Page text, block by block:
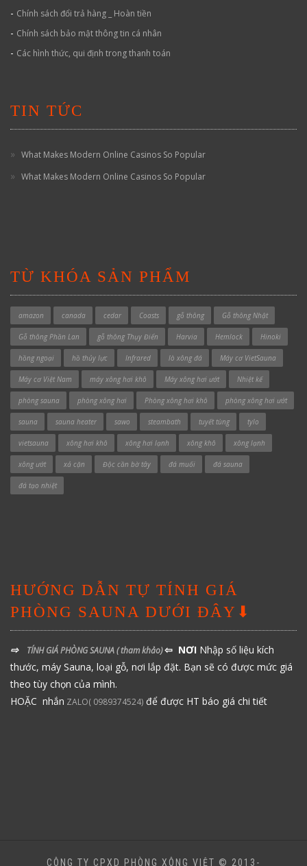
- Chính sách đổi trả hàng _ Hoàn tiền
- Chính sách bảo mật thông tin cá nhân
- Các hình thức, qui định trong thanh toán
TIN TỨC
What Makes Modern Online Casinos So Popular
What Makes Modern Online Casinos So Popular
TỪ KHÓA SẢN PHẨM
amazon canada cedar Coasts gỗ thông Gỗ thông Nhật
Gỗ thông Phần Lan gỗ thông Thụy Điển Harvia Hemlock Hinoki
hồng ngoại hồ thủy lực Infrared lò xông đá Máy cơ VietSauna
Máy cơ Việt Nam máy xông hơi khô Máy xông hơi ướt Nhiệt kế
phòng sauna phòng xông hơi Phòng xông hơi khô phòng xông hơi ướt
sauna sauna heater sawo steambath tuyết tùng tylo
vietsauna xông hơi khô xông hơi lạnh xông khô xông lạnh
xông ướt xả cặn Độc cần bờ tây đá muối đá sauna
đá tạo nhiệt
HƯỚNG DẪN TỰ TÍNH GIÁ
PHÒNG SAUNA DƯỚI ĐÂY⬇
⇨ TÍNH GIÁ PHÒNG SAUNA( tham khảo)⇦ NƠI Nhập số liệu kích
thước, máy Sauna, loại gỗ, nơi lắp đặt. Bạn sẽ có được mức giá
theo tùy chọn của mình.
HOẶC nhắn ZALO( 0989374524) để được HT báo giá chi tiết
CÔNG TY CPXD PHÒNG XÔNG VIỆT © 2013-